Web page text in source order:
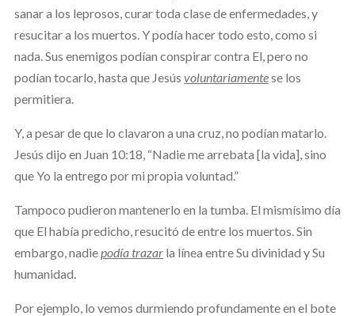
sanar a los leprosos, curar toda clase de enfermedades, y
resucitar a los muertos. Y podía hacer todo esto, como si
nada. Sus enemigos podían conspirar contra El, pero no
podían tocarlo, hasta que Jesús voluntariamentese los
permitiera.
Y, a pesar de que lo clavaron a una cruz, no podían matarlo.
Jesús dijo en Juan 10:18, “Nadie me arrebata [la vida], sino
que Yo la entrego por mi propia voluntad.”
Tampoco pudieron mantenerlo en la tumba. El mismísimo día
que El había predicho, resucitó de entre los muertos. Sin
embargo, nadiepodía trazarla línea entre Su divinidad y Su
humanidad.
Por ejemplo, lo vemos durmiendo profundamente en el bote